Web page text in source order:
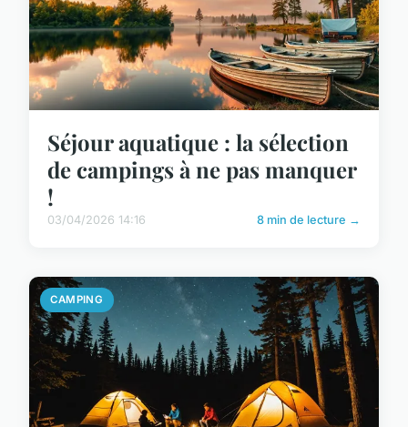
Séjour aquatique : la sélection
de campings à ne pas manquer
!
03/04/2026 14:16 8 min de lecture →
CAMPING